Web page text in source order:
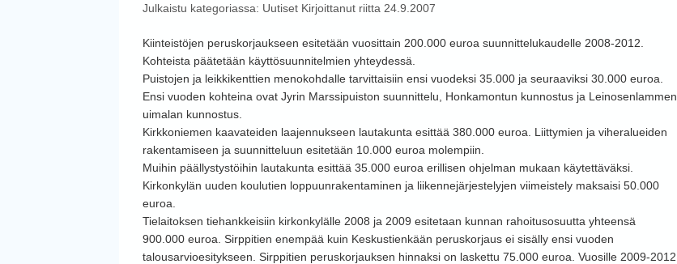
Julkaistu kategoriassa: UutisetKirjoittanut riitta 24.9.2007
Kiinteistöjen peruskorjaukseen esitetään vuosittain 200.000 euroa suunnittelukaudelle 2008-2012.
Kohteista päätetään käyttösuunnitelmien yhteydessä.
Puistojen ja leikkikenttien menokohdalle tarvittaisiin ensi vuodeksi 35.000 ja seuraaviksi 30.000 euroa.
Ensi vuoden kohteina ovat Jyrin Marssipuiston suunnittelu, Honkamontun kunnostus ja Leinosenlammen
uimalan kunnostus.
Kirkkoniemen kaavateiden laajennukseen lautakunta esittää 380.000 euroa. Liittymien ja viheralueiden
rakentamiseen ja suunnitteluun esitetään 10.000 euroa molempiin.
Muihin päällystystöihin lautakunta esittää 35.000 euroa erillisen ohjelman mukaan käytettäväksi.
Kirkonkylän uuden koulutien loppuunrakentaminen ja liikennejärjestelyjen viimeistely maksaisi 50.000
euroa.
Tielaitoksen tiehankkeisiin kirkonkylälle 2008 ja 2009 esitetaan kunnan rahoitusosuutta yhteensä
900.000 euroa. Sirppitien enempää kuin Keskustienkään peruskorjaus ei sisälly ensi vuoden
talousarvioesitykseen. Sirppitien peruskorjauksen hinnaksi on laskettu 75.000 euroa. Vuosille 2009-2012